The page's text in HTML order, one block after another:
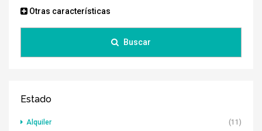
Otras características
Buscar
Estado
Alquiler
(11)